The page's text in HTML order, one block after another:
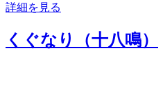
詳細を見る
くぐなり（十八鳴）